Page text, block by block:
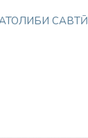
САВТӢ